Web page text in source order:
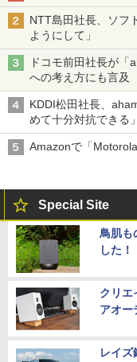
NTT島田社長、ソフ
ようにして」
ドコモ前田社長が
への考え方にも言及
KDDI松田社長、
めて十分対抗できる」
Amazonで「
Special Site
鳥肌も
した！
クリエ
アオー
レイ